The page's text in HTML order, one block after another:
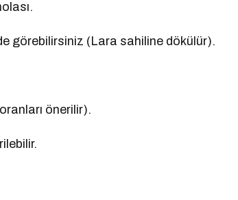
görebilirsiniz (Lara sahiline dökülür).
önerilir).